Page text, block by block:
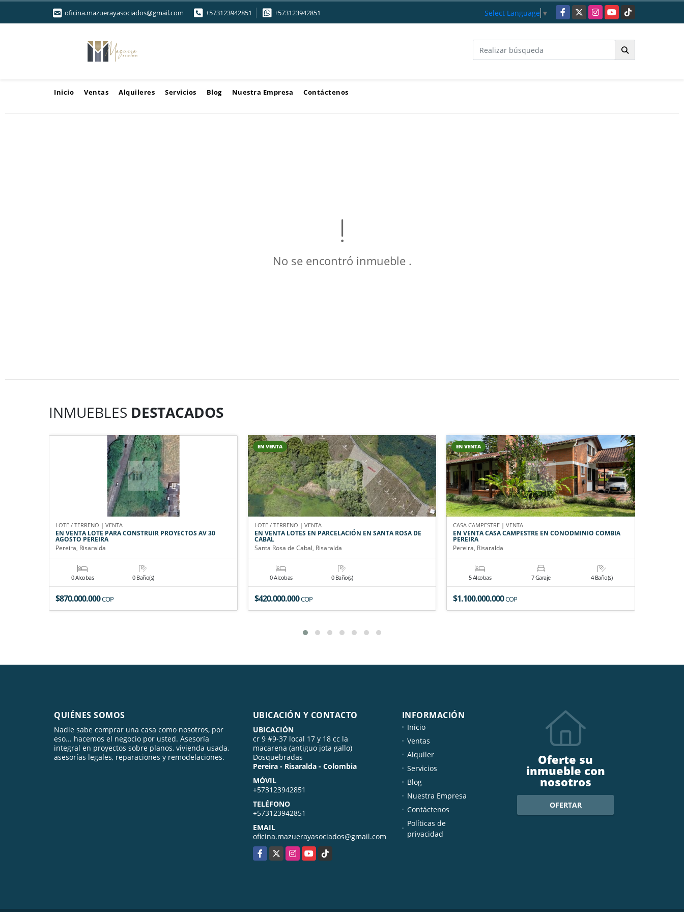
oficina.mazuerayasociados@gmail.com +573123942851 +573123942851 Select Language ▼ Facebook
X InstagramYouTubeTikTok
Inicio Ventas Alquileres Servicios Blog Nuestra Empresa Contáctenos
No se encontró inmueble .
INMUEBLES DESTACADOS
LOTE / TERRENO | VENTA
EN VENTA LOTE PARA CONSTRUIR PROYECTOS AV 30
AGOSTO PEREIRA
Pereira, Risaralda
0 Alcobas 0 Baño(s)
$870.000.000COP
EN VENTA
LOTE / TERRENO | VENTA
EN VENTA LOTES EN PARCELACIÓN EN SANTA ROSA DE
CABAL
Santa Rosa de Cabal, Risaralda
0 Alcobas 0 Baño(s)
$420.000.000COP
EN VENTA
CASA CAMPESTRE | VENTA
EN VENTA CASA CAMPESTRE EN CONODMINIO COMBIA
PEREIRA
Pereira, Risaralda
5 Alcobas 7 Garaje 4 Baño(s)
$1.100.000.000COP
QUIÉNES SOMOS
Nadie sabe comprar una casa como nosotros, por
eso... hacemos el negocio por usted. Asesoría
integral en proyectos sobre planos, vivienda usada,
asesorías legales, reparaciones y remodelaciones.
UBICACIÓN Y CONTACTO
UBICACIÓN
cr 9 #9-37 local 17 y 18 cc la
macarena (antiguo jota gallo)
Dosquebradas
Pereira - Risaralda - Colombia
MÓVIL
+573123942851
TELÉFONO
+573123942851
EMAIL
oficina.mazuerayasociados@gmail.com
Facebook
X InstagramYouTubeTikTok
INFORMACIÓN
Inicio
Ventas
Alquiler
Servicios
Blog
Nuestra Empresa
Contáctenos
Políticas de
privacidad
Oferte su
inmueble con
nosotros
OFERTAR